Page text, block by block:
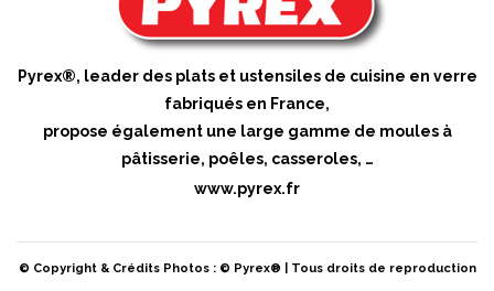
Pyrex®, leader des plats et ustensiles de cuisine en verre
fabriqués en France,
propose également une large gamme de moules à
pâtisserie, poêles, casseroles, …
www.pyrex.fr
© Copyright & Crédits Photos : © Pyrex® | Tous droits de reproduction